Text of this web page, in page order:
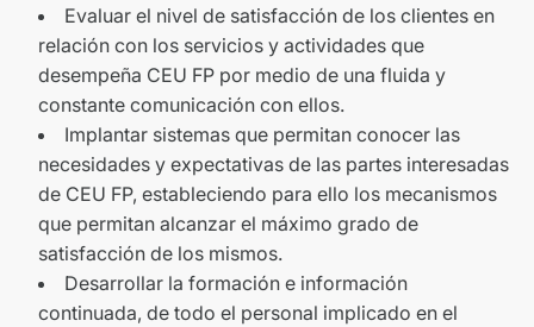
Evaluar el nivel de satisfacción de los clientes en
relación con los servicios y actividades que
desempeña CEU FP por medio de una fluida y
constante comunicación con ellos.
Implantar sistemas que permitan conocer las
necesidades y expectativas de las partes interesadas
de CEU FP, estableciendo para ello los mecanismos
que permitan alcanzar el máximo grado de
satisfacción de los mismos.
Desarrollar la formación e información
continuada, de todo el personal implicado en el